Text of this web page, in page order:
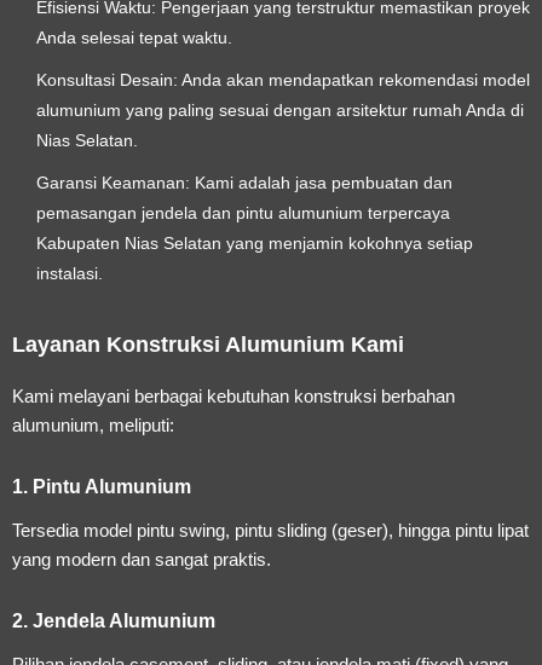
Efisiensi Waktu: Pengerjaan yang terstruktur memastikan proyek
Anda selesai tepat waktu.
Konsultasi Desain: Anda akan mendapatkan rekomendasi model
alumunium yang paling sesuai dengan arsitektur rumah Anda di
Nias Selatan.
Garansi Keamanan: Kami adalah jasa pembuatan dan
pemasangan jendela dan pintu alumunium terpercaya
Kabupaten Nias Selatan yang menjamin kokohnya setiap
instalasi.
Layanan Konstruksi Alumunium Kami
Kami melayani berbagai kebutuhan konstruksi berbahan
alumunium, meliputi:
1. Pintu Alumunium
Tersedia model pintu swing, pintu sliding (geser), hingga pintu lipat
yang modern dan sangat praktis.
2. Jendela Alumunium